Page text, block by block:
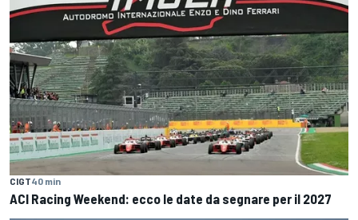
CIGT40 min
ACI Racing Weekend: ecco le date da segnare per il 2027